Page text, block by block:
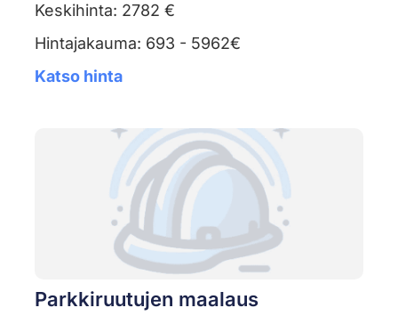
Keskihinta: 2782 €
Hintajakauma: 693 - 5962€
Katso hinta
Parkkiruutujen maalaus